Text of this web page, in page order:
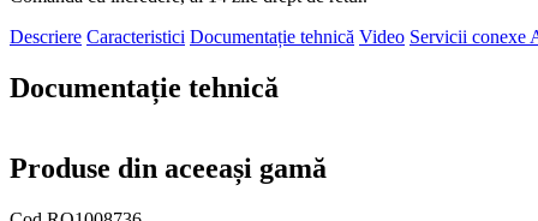
Descriere Caracteristici Documentație tehnică Video Servicii conexe
Documentație tehnică
Produse din aceeași gamă